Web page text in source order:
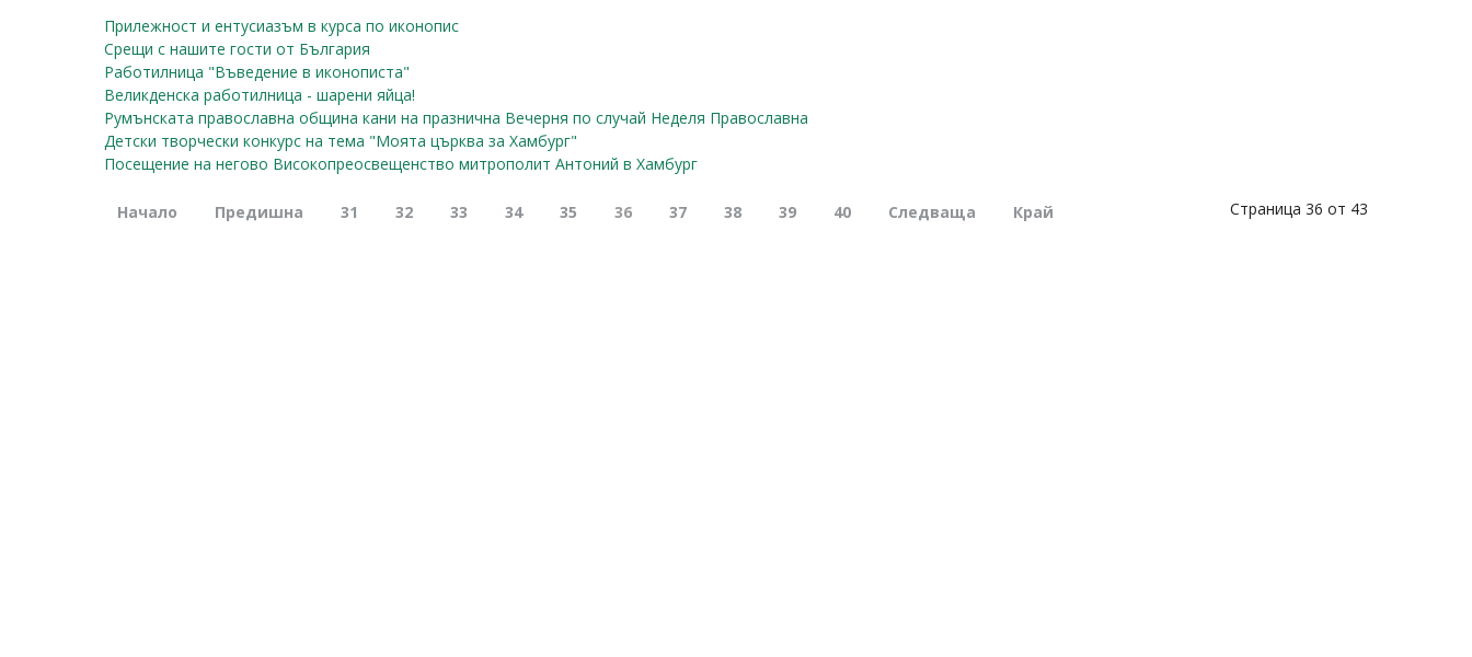
Прилежност и ентусиазъм в курса по иконопис
Срещи с нашите гости от България
Работилница "Въведение в иконописта"
Великденска работилница - шарени яйца!
Румънската православна община кани на празнична Вечерня по случай Неделя Православна
Детски творчески конкурс на тема "Моята църква за Хамбург"
Посещение на негово Високопреосвещенство митрополит Антоний в Хамбург
Страница 36 от 43
Начало Предишна 31 32 33 34 35 36 37 38 39 40 Следваща Край